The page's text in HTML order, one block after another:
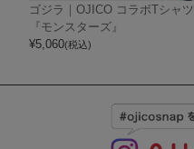
ゴジラ｜OJICO コラボTシャツ
『モンスターズ』
¥5,060(税込)